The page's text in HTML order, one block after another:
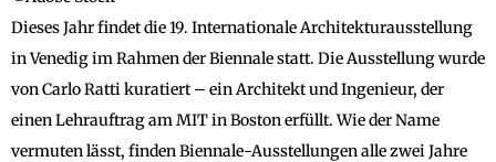
Dieses Jahr findet die 19. Internationale Architekturausstellung
in Venedig im Rahmen der Biennale statt. Die Ausstellung wurde
von Carlo Ratti kuratiert – ein Architekt und Ingenieur, der
einen Lehrauftrag am MIT in Boston erfüllt. Wie der Name
vermuten lässt, finden Biennale-Ausstellungen alle zwei Jahre